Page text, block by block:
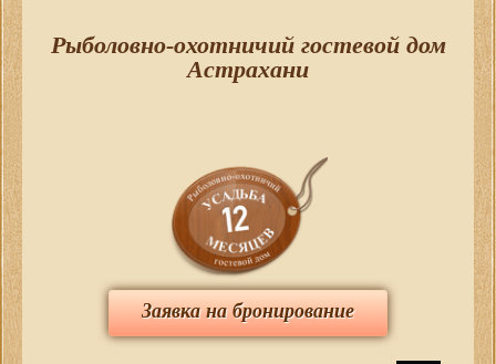
Рыболовно-охотничий гостевой дом
Астрахани
Заявка на бронирование